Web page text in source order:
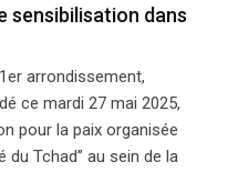
sensibilisation dans
arrondissement,
ce mardi 27 mai 2025,
pour la paix organisée
du Tchad” au sein de la